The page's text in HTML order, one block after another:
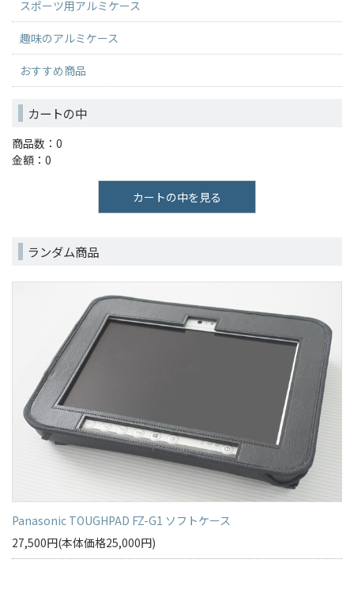
スポーツ用アルミケース
趣味のアルミケース
おすすめ商品
カートの中
商品数：0
金額：0
カートの中を見る
ランダム商品
Panasonic TOUGHPAD FZ-G1 ソフトケース
27,500円(本体価格25,000円)